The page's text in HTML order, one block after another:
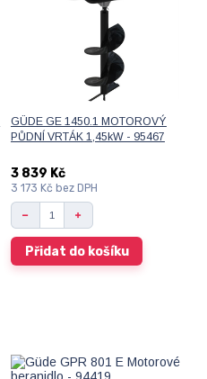
GÜDE GE 1450.1 MOTOROVÝ
PŮDNÍ VRTÁK 1,45kW - 95467
3 839 Kč
3 173 Kč bez DPH
Přidat do košíku